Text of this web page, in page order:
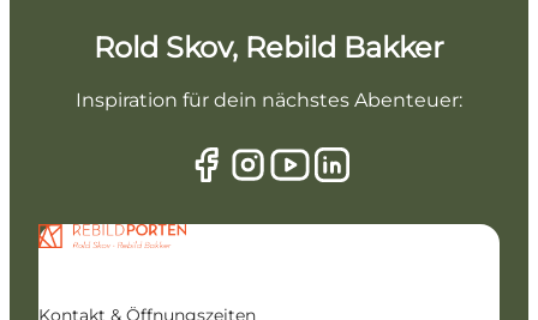
Rold Skov, Rebild Bakker
Inspiration für dein nächstes Abenteuer:
Kontakt & Öffnungszeiten